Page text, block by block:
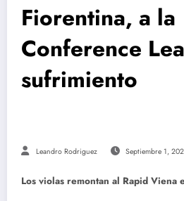
Fiorentina, a la
Conference
sufrimiento
Leandro Rodriguez Septiembre 1,
Los violas remontan al Rapid Viena